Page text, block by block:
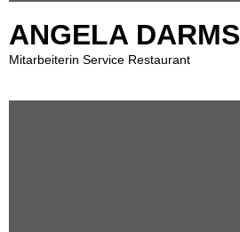
ANGELA DARMS
Mitarbeiterin Service Restaurant